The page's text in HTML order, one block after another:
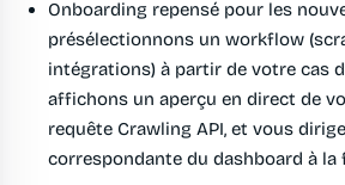
Onboarding repensé pour les
présélectionnons un workflow
intégrations) à partir de votre cas
affichons un aperçu en direct de
requête Crawling API, et vous
correspondante du dashboard à la